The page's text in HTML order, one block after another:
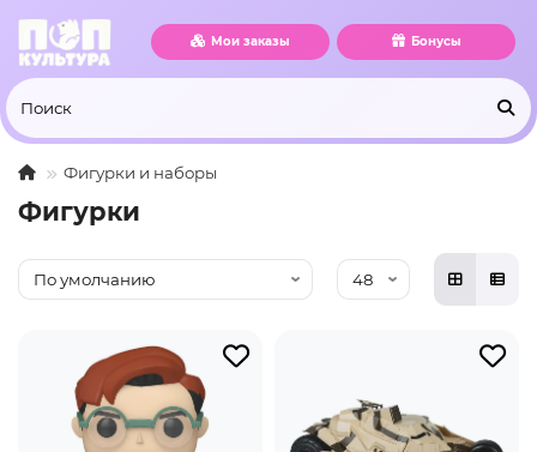
Мои заказы Бонусы
Фигурки и наборы
Фигурки